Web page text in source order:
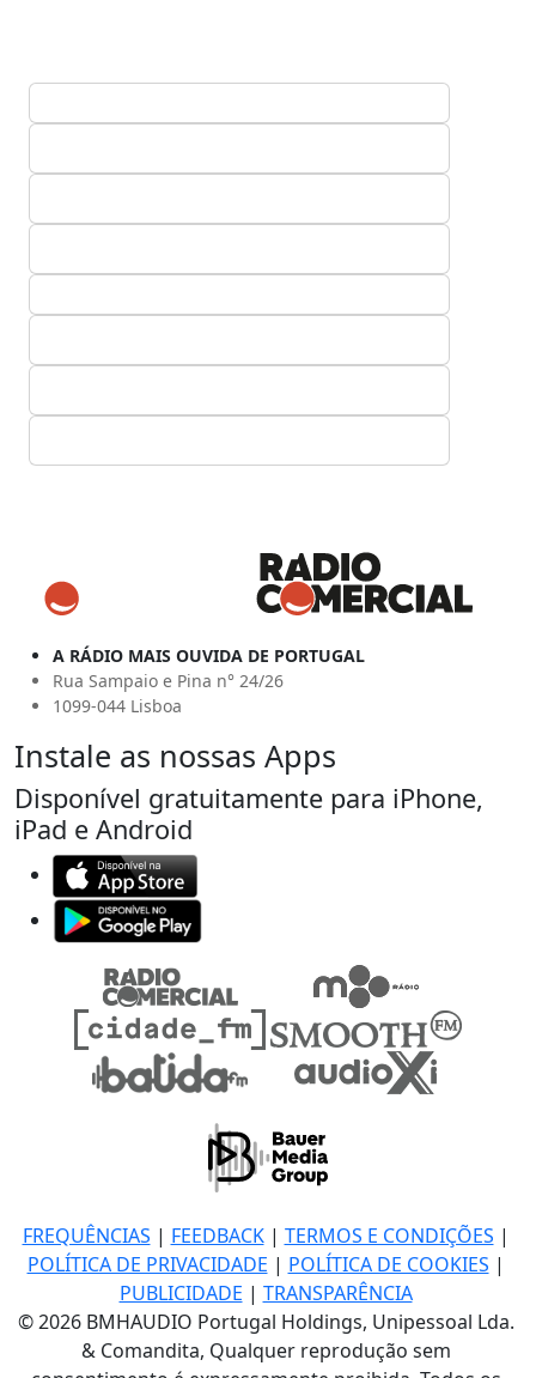
A RÁDIO MAIS OUVIDA DE PORTUGAL
Rua Sampaio e Pina n° 24/26
1099-044 Lisboa
Instale as nossas Apps
Disponível gratuitamente para iPhone,
iPad e Android
FREQUÊNCIAS | FEEDBACK| TERMOS E CONDIÇÕES |
POLÍTICA DE PRIVACIDADE | POLÍTICA DE COOKIES |
PUBLICIDADE | TRANSPARÊNCIA
© 2026 BMHAUDIO Portugal Holdings, Unipessoal Lda.
& Comandita, Qualquer reprodução sem